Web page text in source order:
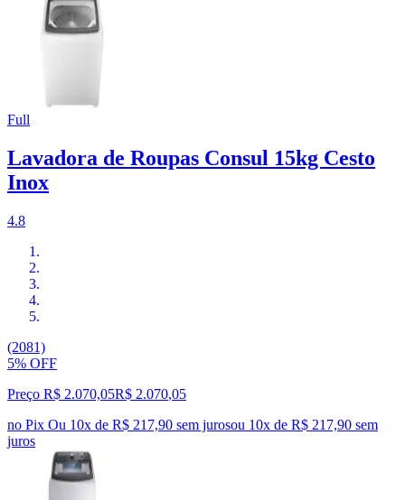
Full
Lavadora de Roupas Consul 15kg Cesto
Inox
4.8
(2081)
5% OFF
Preço R$ 2.070,05R$ 2.070,05
no Pix Ou 10x de R$ 217,90 sem jurosou 10x de R$ 217,90 sem
juros